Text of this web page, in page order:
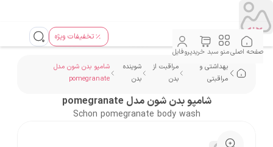
تخفیفات ویژه
صفحه اصلیمنو سبد خریدپروفایل
بهداشتی و
مراقبتی
مراقبت از
بدن
شوینده
بدن
شامپو بدن شون مدل
pomegranate
شامپو بدن شون مدل pomegranate
Schon pomegranate body wash